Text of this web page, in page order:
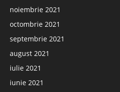
noiembrie 2021
octombrie 2021
septembrie 2021
august 2021
iulie 2021
iunie 2021